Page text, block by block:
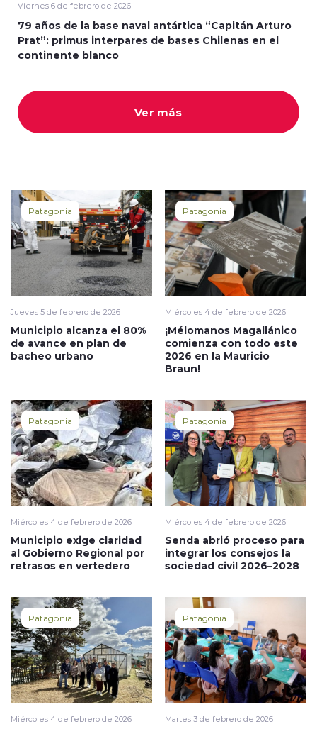
Viernes 6 de febrero de 2026
79 años de la base naval antártica “Capitán Arturo
Prat”: primus interpares de bases Chilenas en el
continente blanco
Ver más
Patagonia
Jueves 5 de febrero de 2026
Municipio alcanza el 80%
de avance en plan de
bacheo urbano
Patagonia
Miércoles 4 de febrero de 2026
¡Mélomanos Magallánico
comienza con todo este
2026 en la Mauricio
Braun!
Patagonia
Miércoles 4 de febrero de 2026
Municipio exige claridad
al Gobierno Regional por
retrasos en vertedero
Patagonia
Miércoles 4 de febrero de 2026
Senda abrió proceso para
integrar los consejos la
sociedad civil 2026–2028
Patagonia
Miércoles 4 de febrero de 2026
Patagonia
Martes 3 de febrero de 2026